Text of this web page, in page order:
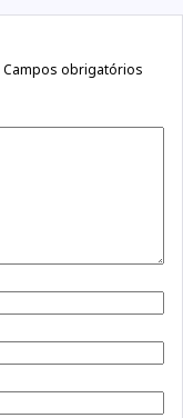
Campos obrigatórios